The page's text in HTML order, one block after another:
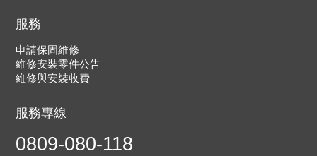
服務
申請保固維修
維修安裝零件公告
維修與安裝收費
服務專線
0809-080-118